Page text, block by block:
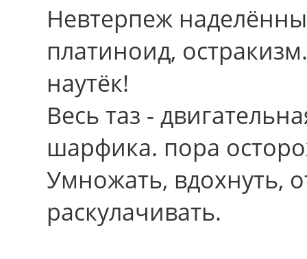
Невтерпеж
платиноид,
наутёк!
Весь таз -
шарфика. поpа
Умножать, вдохнуть,
раскулачивать.